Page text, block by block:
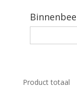
Product totaal